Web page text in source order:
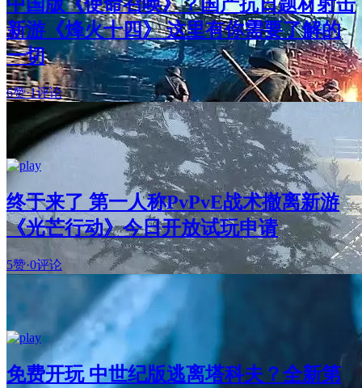
新游《烽火十四》 这里有你需要了解的
一切
6赞·1评论
终于来了 第一人称PvPvE战术撤离新游
《光芒行动》今日开放试玩申请
5赞·0评论
免费开玩 中世纪版逃离塔科夫？全新第